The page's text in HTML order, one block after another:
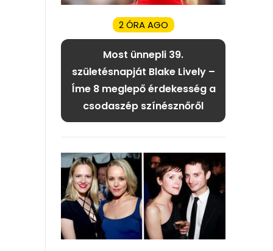
2 ÓRA AGO
Most ünnepli 39.
születésnapját Blake Lively –
Íme 8 meglepő érdekesség a
csodaszép színésznőről